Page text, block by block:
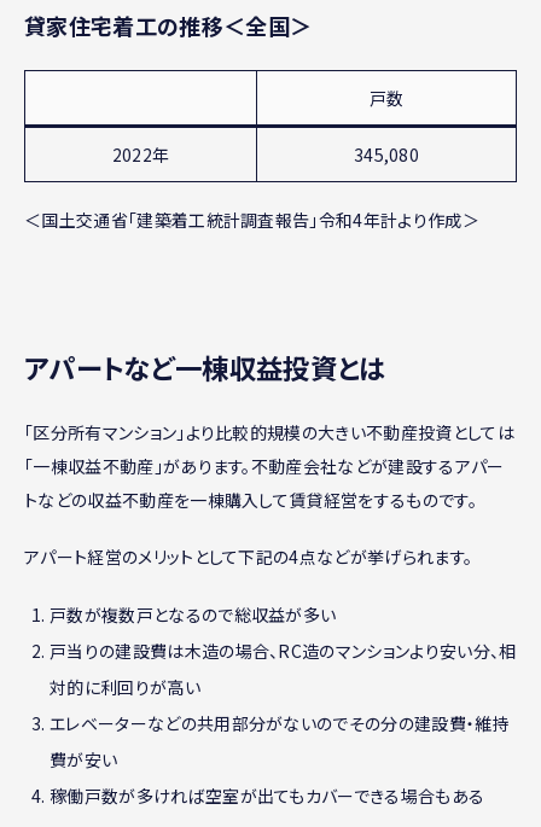
貸家住宅着工の推移＜全国＞
戸数
2022年 345,080
＜国土交通省「建築着工統計調査報告」令和4年計より作成＞
アパートなど一棟収益投資とは
「区分所有マンション」より比較的規模の大きい不動産投資としては
「一棟収益不動産」があります。不動産会社などが建設するアパー
トなどの収益不動産を一棟購入して賃貸経営をするものです。
アパート経営のメリットとして下記の4点などが挙げられます。
戸数が複数戸となるので総収益が多い
戸当りの建設費は木造の場合、RC造のマンションより安い分、相
対的に利回りが高い
エレベーターなどの共用部分がないのでその分の建設費・維持
費が安い
稼働戸数が多ければ空室が出てもカバーできる場合もある